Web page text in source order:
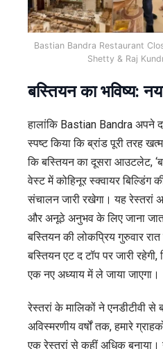
Bastian Bandra Restaurant
Shetty & Raj
बस्तियन का भविष्य:
हालांकि Bastian Bandra अपने
स्पष्ट किया कि ब्रांड पूरी तरह
कि बस्तियन का दूसरा आउटलेट,
वेस्ट में कोहिनूर स्क्वायर बिल्डिंग
संचालन जारी रखेगा। यह रेस्तरां
और अनूठे अनुभव के लिए जाना
बस्तियन की लोकप्रिय गुरुवार
बस्तियन एट द टॉप पर जारी
एक नए अध्याय में ले जाया जाएगा।
रेस्तरां के मालिकों ने एनडीटीवी से
अविस्मरणीय वर्षों तक, हमारे
एक रेस्तरां से कहीं अधिक बनाया।